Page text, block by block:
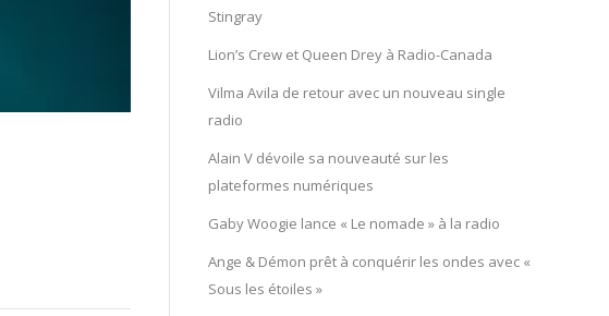
Stingray
Lion’s Crew et Queen Drey à Radio-Canada
Vilma Avila de retour avec un nouveau single
radio
Alain V dévoile sa nouveauté sur les
plateformes numériques
Gaby Woogie lance « Le nomade » à la radio
Ange & Démon prêt à conquérir les ondes avec «
Sous les étoiles »